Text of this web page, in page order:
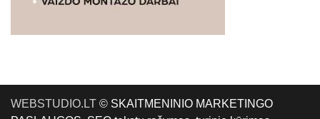
WEBSTUDIO.LT © SKAITMENINIO MARKETINGO